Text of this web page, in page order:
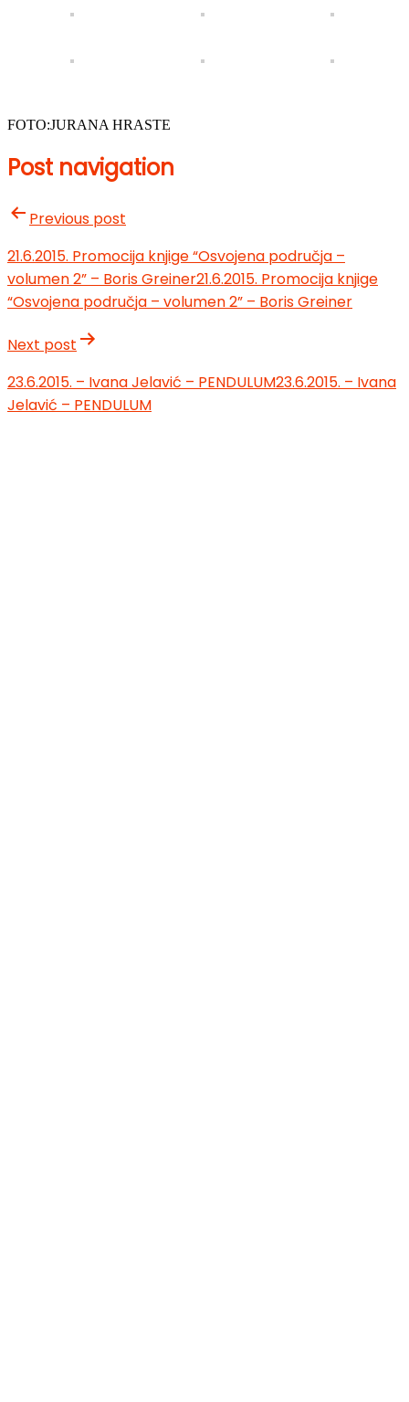
FOTO:JURANA HRASTE
Post navigation
Previous post
21.6.2015. Promocija knjige “Osvojena područja –
volumen 2” – Boris Greiner21.6.2015. Promocija knjige
“Osvojena područja – volumen 2” – Boris Greiner
Next post
23.6.2015. – Ivana Jelavić – PENDULUM23.6.2015. – Ivana
Jelavić – PENDULUM